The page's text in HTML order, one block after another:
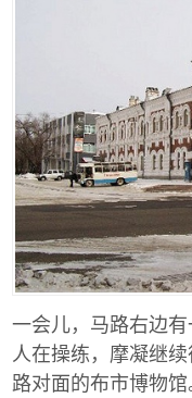
一会儿，马路右边
人在操练，摩凝继
路对面的布市博物馆